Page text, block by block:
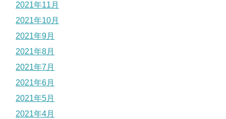
2021年11月
2021年10月
2021年9月
2021年8月
2021年7月
2021年6月
2021年5月
2021年4月